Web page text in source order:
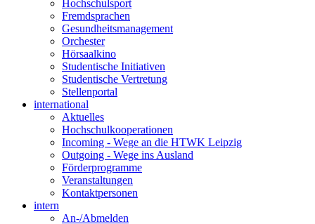
Hochschulsport
Fremdsprachen
Gesundheitsmanagement
Orchester
Hörsaalkino
Studentische Initiativen
Studentische Vertretung
Stellenportal
international
Aktuelles
Hochschulkooperationen
Incoming - Wege an die HTWK Leipzig
Outgoing - Wege ins Ausland
Förderprogramme
Veranstaltungen
Kontaktpersonen
intern
An-/Abmelden